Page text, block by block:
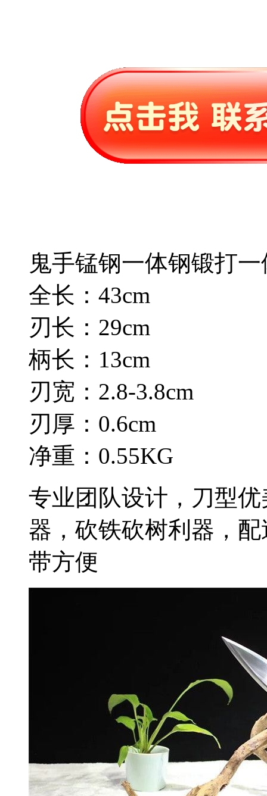
鬼手锰钢一体钢锻打
全长：43cm
刃长：29cm
柄长：13cm
刃宽：2.8-3.8cm
刃厚：0.6cm
净重：0.55KG
专业团队设计，刀型
器，砍铁砍树利器，
带方便